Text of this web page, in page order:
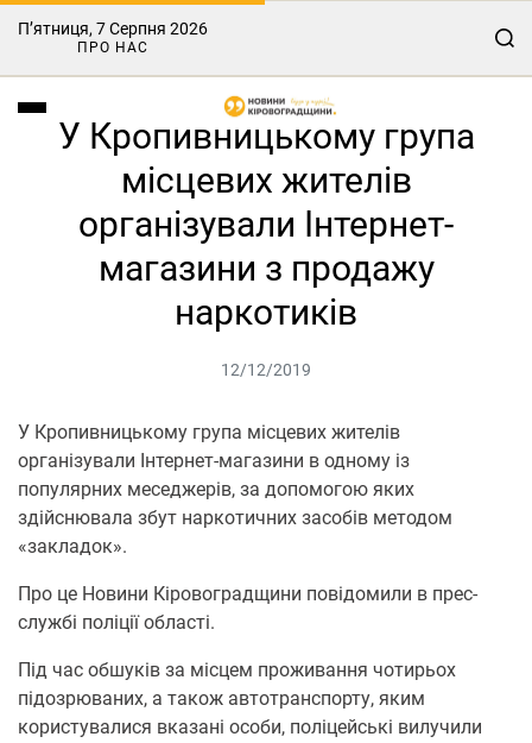
П’ятниця, 7 Серпня 2026
ПРО НАС
У Кропивницькому група
місцевих жителів
організували Інтернет-
магазини з продажу
наркотиків
12/12/2019
У Кропивницькому група місцевих жителів
організували Інтернет-магазини в одному із
популярних меседжерів, за допомогою яких
здійснювала збут наркотичних засобів методом
«закладок».
Про це Новини Кіровоградщини повідомили в прес-
службі поліції області.
Під час обшуків за місцем проживання чотирьох
підозрюваних, а також автотранспорту, яким
користувалися вказані особи, поліцейські вилучили